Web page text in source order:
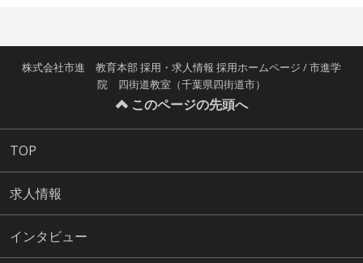
株式会社市進 教育本部 採用・求人情報 採用ホームページ / 市進学
院 四街道教室（千葉県四街道市）
このページの先頭へ
TOP
求人情報
インタビュー